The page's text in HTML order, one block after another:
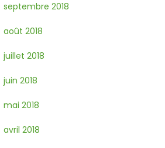
septembre 2018
août 2018
juillet 2018
juin 2018
mai 2018
avril 2018